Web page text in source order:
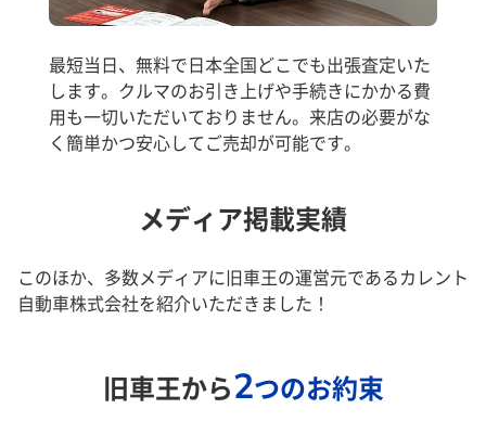
最短当日、無料で日本全国どこでも出張査定いた
します。クルマのお引き上げや手続きにかかる費
用も一切いただいておりません。来店の必要がな
く簡単かつ安心してご売却が可能です。
メディア掲載実績
このほか、多数メディアに旧車王の運営元であるカレント
自動車株式会社を紹介いただきました！
旧車王から2つのお約束